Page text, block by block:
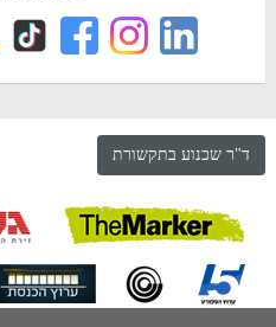
ד"ר שכנוע בתקשורת